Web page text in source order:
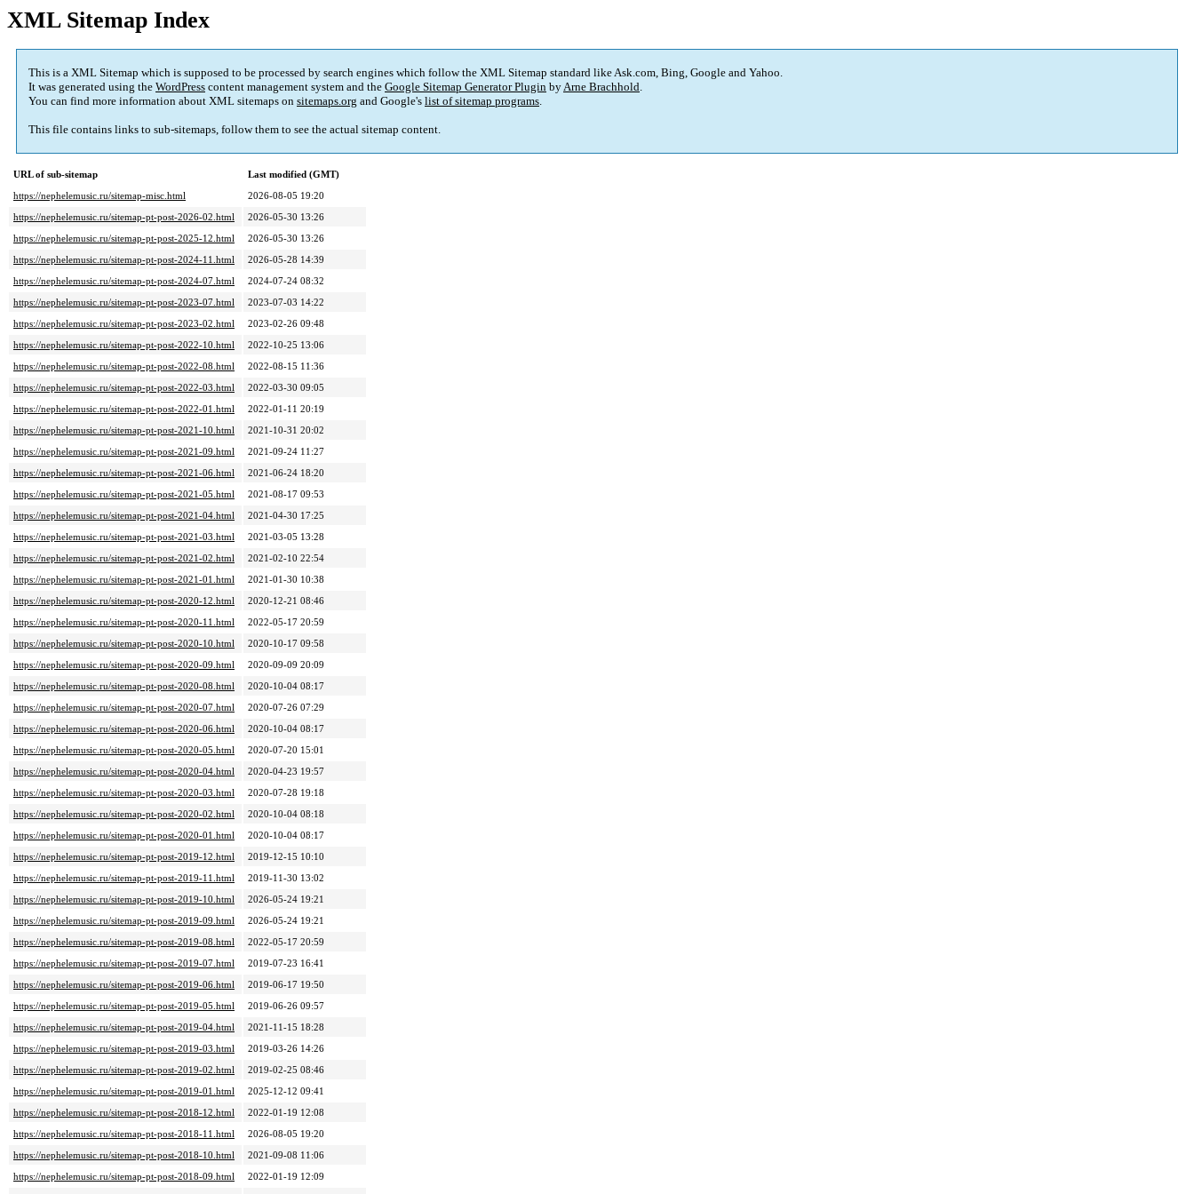
XML Sitemap Index
This is a XML Sitemap which is supposed to be processed by search engines which follow the XML Sitemap standard like Ask.com, Bing, Google and Yahoo.
It was generated using the WordPress content management system and the Google Sitemap Generator Plugin byArne Brachhold.
You can find more information about XML sitemaps on sitemaps.org and Google's list of sitemap programs.
This file contains links to sub-sitemaps, follow them to see the actual sitemap content.
URL of sub-sitemap
Last modified (GMT)
https://nephelemusic.ru/sitemap-misc.html
2026-08-05 19:20
https://nephelemusic.ru/sitemap-pt-post-2026-02.html
2026-05-30 13:26
https://nephelemusic.ru/sitemap-pt-post-2025-12.html
2026-05-30 13:26
https://nephelemusic.ru/sitemap-pt-post-2024-11.html
2026-05-28 14:39
https://nephelemusic.ru/sitemap-pt-post-2024-07.html
2024-07-24 08:32
https://nephelemusic.ru/sitemap-pt-post-2023-07.html
2023-07-03 14:22
https://nephelemusic.ru/sitemap-pt-post-2023-02.html
2023-02-26 09:48
https://nephelemusic.ru/sitemap-pt-post-2022-10.html
2022-10-25 13:06
https://nephelemusic.ru/sitemap-pt-post-2022-08.html
2022-08-15 11:36
https://nephelemusic.ru/sitemap-pt-post-2022-03.html
2022-03-30 09:05
https://nephelemusic.ru/sitemap-pt-post-2022-01.html
2022-01-11 20:19
https://nephelemusic.ru/sitemap-pt-post-2021-10.html
2021-10-31 20:02
https://nephelemusic.ru/sitemap-pt-post-2021-09.html
2021-09-24 11:27
https://nephelemusic.ru/sitemap-pt-post-2021-06.html
2021-06-24 18:20
https://nephelemusic.ru/sitemap-pt-post-2021-05.html
2021-08-17 09:53
https://nephelemusic.ru/sitemap-pt-post-2021-04.html
2021-04-30 17:25
https://nephelemusic.ru/sitemap-pt-post-2021-03.html
2021-03-05 13:28
https://nephelemusic.ru/sitemap-pt-post-2021-02.html
2021-02-10 22:54
https://nephelemusic.ru/sitemap-pt-post-2021-01.html
2021-01-30 10:38
https://nephelemusic.ru/sitemap-pt-post-2020-12.html
2020-12-21 08:46
https://nephelemusic.ru/sitemap-pt-post-2020-11.html
2022-05-17 20:59
https://nephelemusic.ru/sitemap-pt-post-2020-10.html
2020-10-17 09:58
https://nephelemusic.ru/sitemap-pt-post-2020-09.html
2020-09-09 20:09
https://nephelemusic.ru/sitemap-pt-post-2020-08.html
2020-10-04 08:17
https://nephelemusic.ru/sitemap-pt-post-2020-07.html
2020-07-26 07:29
https://nephelemusic.ru/sitemap-pt-post-2020-06.html
2020-10-04 08:17
https://nephelemusic.ru/sitemap-pt-post-2020-05.html
2020-07-20 15:01
https://nephelemusic.ru/sitemap-pt-post-2020-04.html
2020-04-23 19:57
https://nephelemusic.ru/sitemap-pt-post-2020-03.html
2020-07-28 19:18
https://nephelemusic.ru/sitemap-pt-post-2020-02.html
2020-10-04 08:18
https://nephelemusic.ru/sitemap-pt-post-2020-01.html
2020-10-04 08:17
https://nephelemusic.ru/sitemap-pt-post-2019-12.html
2019-12-15 10:10
https://nephelemusic.ru/sitemap-pt-post-2019-11.html
2019-11-30 13:02
https://nephelemusic.ru/sitemap-pt-post-2019-10.html
2026-05-24 19:21
https://nephelemusic.ru/sitemap-pt-post-2019-09.html
2026-05-24 19:21
https://nephelemusic.ru/sitemap-pt-post-2019-08.html
2022-05-17 20:59
https://nephelemusic.ru/sitemap-pt-post-2019-07.html
2019-07-23 16:41
https://nephelemusic.ru/sitemap-pt-post-2019-06.html
2019-06-17 19:50
https://nephelemusic.ru/sitemap-pt-post-2019-05.html
2019-06-26 09:57
https://nephelemusic.ru/sitemap-pt-post-2019-04.html
2021-11-15 18:28
https://nephelemusic.ru/sitemap-pt-post-2019-03.html
2019-03-26 14:26
https://nephelemusic.ru/sitemap-pt-post-2019-02.html
2019-02-25 08:46
https://nephelemusic.ru/sitemap-pt-post-2019-01.html
2025-12-12 09:41
https://nephelemusic.ru/sitemap-pt-post-2018-12.html
2022-01-19 12:08
https://nephelemusic.ru/sitemap-pt-post-2018-11.html
2026-08-05 19:20
https://nephelemusic.ru/sitemap-pt-post-2018-10.html
2021-09-08 11:06
https://nephelemusic.ru/sitemap-pt-post-2018-09.html
2022-01-19 12:09